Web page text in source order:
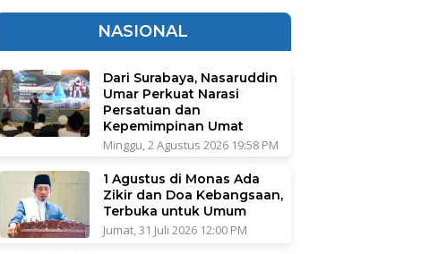
NASIONAL
Dari Surabaya, Nasaruddin
Umar Perkuat Narasi
Persatuan dan
Kepemimpinan Umat
Minggu, 2 Agustus 2026 19:58 PM
1 Agustus di Monas Ada
Zikir dan Doa Kebangsaan,
Terbuka untuk Umum
Jumat, 31 Juli 2026 12:00 PM